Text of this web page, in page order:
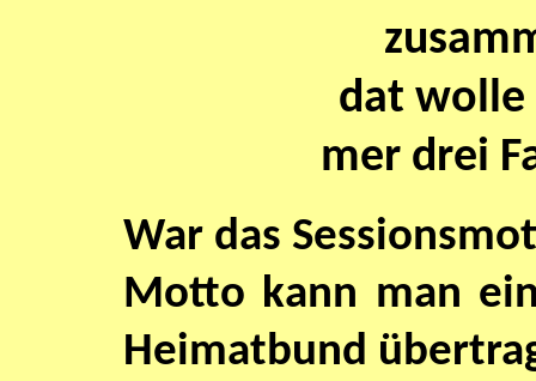
dat wolle
mer drei
War das
Motto kann man
Heimatbund